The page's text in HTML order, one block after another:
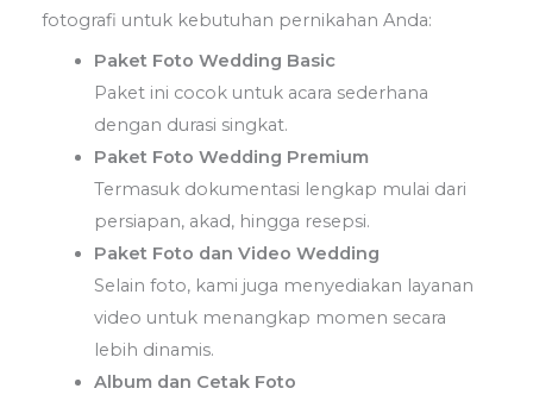
fotografi untuk kebutuhan pernikahan Anda:
Paket Foto Wedding Basic
Paket ini cocok untuk acara sederhana
dengan durasi singkat.
Paket Foto Wedding Premium
Termasuk dokumentasi lengkap mulai dari
persiapan, akad, hingga resepsi.
Paket Foto dan Video Wedding
Selain foto, kami juga menyediakan layanan
video untuk menangkap momen secara
lebih dinamis.
Album dan Cetak Foto